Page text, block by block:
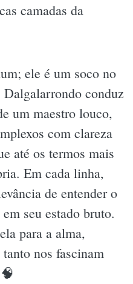
camadas da
ele é um soco no
conduz
um maestro louco,
com clareza
até os termos mais
Em cada linha,
de entender o
seu estado bruto.
para a alma,
nos fascinam